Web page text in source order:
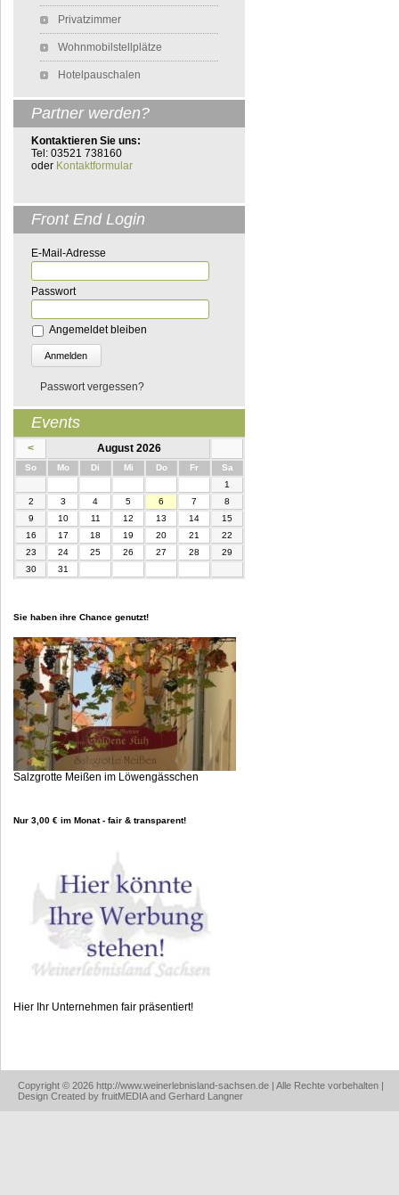
Privatzimmer
Wohnmobilstellplätze
Hotelpauschalen
Partner werden?
Kontaktieren Sie uns:
Tel: 03521 738160
oder Kontaktformular
Front End Login
E-Mail-Adresse
Passwort
Angemeldet bleiben
Passwort vergessen?
Events
< August 2026
SonntagMontag Di enstagMittwochDonnerstag
Freitag Samstag
1
2
3 4 5 6 7
8
9
10 11 12 13 14
15
16
17 18 19 20 21
22
23
24 25 26 27 28
29
30
31
Sie haben ihre Chance genutzt!
Salzgrotte Meißen im Löwengässchen
Nur 3,00 € im Monat - fair & transparent!
Hier Ihr Unternehmen fair präsentiert!
Copyright © 2026 http://www.weinerlebnisland-sachsen.de | Alle Rechte vorbehalten |
Design Created by fruitMEDIA and Gerhard Langner